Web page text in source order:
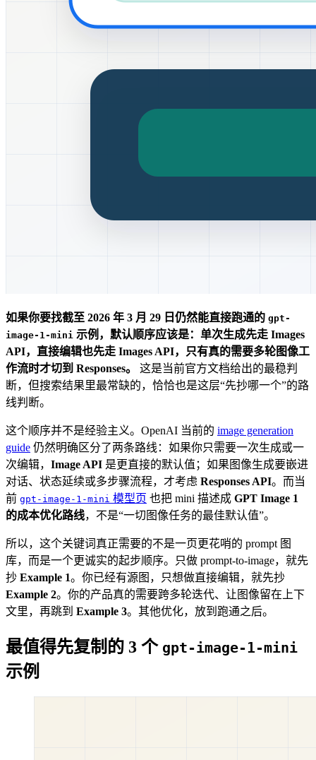
如果你要找截至 2026 年 3 月 29 日仍然能直接跑通的 gpt-
image-1-mini 示例，默认顺序应该是：单次生成先走 Images
API，直接编辑也先走 Images API，只有真的需要多轮图像工
作流时才切到 Responses。
这是当前官方文档给出的最稳判
断，但搜索结果里最常缺的，恰恰也是这层“先抄哪一个”的路
线判断。
这个顺序并不是经验主义。OpenAI 当前的 image generation
guide 仍然明确区分了两条路线：如果你只需要一次生成或一
次编辑， Image API 是更直接的默认值；如果图像生成要嵌进
对话、状态延续或多步骤流程，才考虑 Responses API。而当
前 gpt-image-1-mini 模型页 也把 mini 描述成 GPT Image 1
的成本优化路线，不是“一切图像任务的最佳默认值”。
所以，这个关键词真正需要的不是一页更花哨的 prompt 图
库，而是一个更诚实的起步顺序。只做 prompt-to-image，就先
抄 Example 1。你已经有源图，只想做直接编辑，就先抄
Example 2。你的产品真的需要跨多轮迭代、让图像留在上下
文里，再跳到 Example 3。其他优化，放到跑通之后。
最值得先复制的 3 个 gpt-image-1-mini
示例